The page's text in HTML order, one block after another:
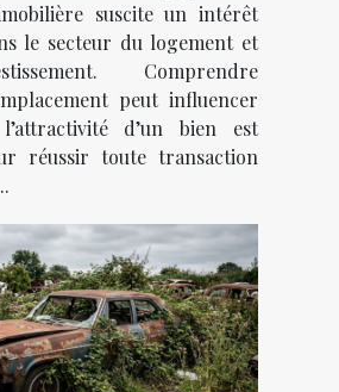
suscite un intérêt
le secteur du logement et
Comprendre
peut influencer
d’un bien est
réussir toute transaction